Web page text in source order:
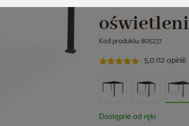
Kod produktu: 805237
5,0 (12 opinii)
Dostępne od ręki